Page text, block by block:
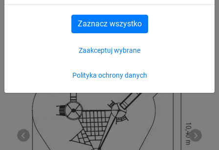
Polityka ochrony danych
Zaakceptuj wybrane
Zaznacz wszystko